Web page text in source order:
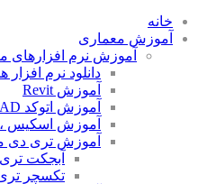
خانه
آموزش معماری
آموزش نرم افزارهای
دانلود نرم
آموزش Revit
آموزش اتوکد Auto CAD
آموزش اسکیس
آموزش تری
آبجکت
تکسچر